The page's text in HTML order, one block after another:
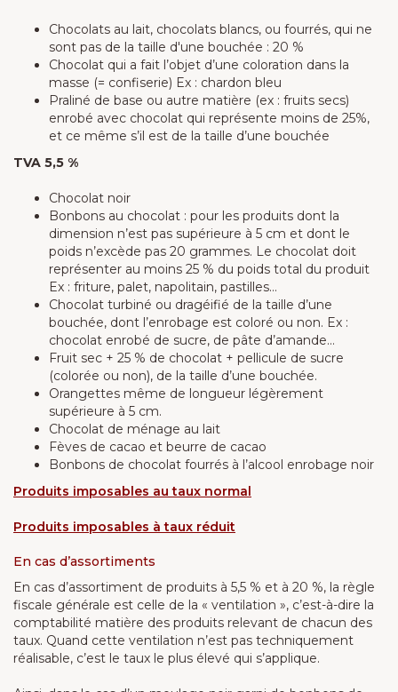
Chocolats au lait, chocolats blancs, ou fourrés, qui ne
sont pas de la taille d'une bouchée : 20 %
Chocolat qui a fait l’objet d’une coloration dans la
masse (= confiserie) Ex : chardon bleu
Praliné de base ou autre matière (ex : fruits secs)
enrobé avec chocolat qui représente moins de 25%,
et ce même s’il est de la taille d’une bouchée
TVA 5,5 %
Chocolat noir
Bonbons au chocolat : pour les produits dont la
dimension n’est pas supérieure à 5 cm et dont le
poids n’excède pas 20 grammes. Le chocolat doit
représenter au moins 25 % du poids total du produit
Ex : friture, palet, napolitain, pastilles…
Chocolat turbiné ou dragéifié de la taille d’une
bouchée, dont l’enrobage est coloré ou non. Ex :
chocolat enrobé de sucre, de pâte d’amande…
Fruit sec + 25 % de chocolat + pellicule de sucre
(colorée ou non), de la taille d’une bouchée.
Orangettes même de longueur légèrement
supérieure à 5 cm.
Chocolat de ménage au lait
Fèves de cacao et beurre de cacao
Bonbons de chocolat fourrés à l’alcool enrobage noir
Produits imposables au taux normal
Produits imposables à taux réduit
En cas d’assortiments
En cas d’assortiment de produits à 5,5 % et à 20 %, la règle
fiscale générale est celle de la « ventilation », c’est-à-dire la
comptabilité matière des produits relevant de chacun des
taux. Quand cette ventilation n’est pas techniquement
réalisable, c’est le taux le plus élevé qui s’applique.